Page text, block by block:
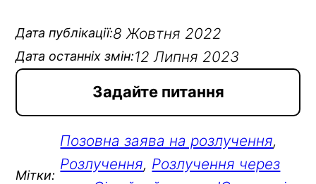
Дата публікації:8 Жовтня 2022
Дата останніх змін:12 Липня 2023
Задайте питання
Мітки:
Позовна заява на розлучення
Розлучення, Розлучення через